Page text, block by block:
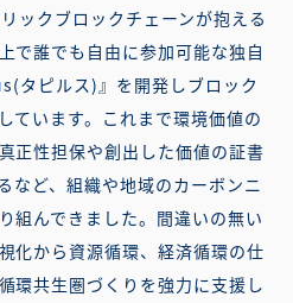
ックブロックチェーンが抱える
で誰でも自由に参加可能な独自
タピルス)』を開発しブロック
ています。これまで環境価値の
正性担保や創出した価値の証書
など、組織や地域のカーボンニ
組んできました。間違いの無い
化から資源循環、経済循環の仕
環共生圏づくりを強力に支援し